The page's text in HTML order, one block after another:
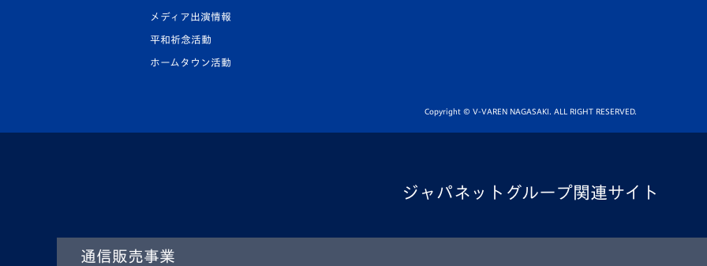
メディア出演情報
平和祈念活動
ホームタウン活動
Copyright © V-VAREN NAGASAKI. ALL RIGHT RESERVED.
ジャパネットグループ関連サイト
通信販売事業